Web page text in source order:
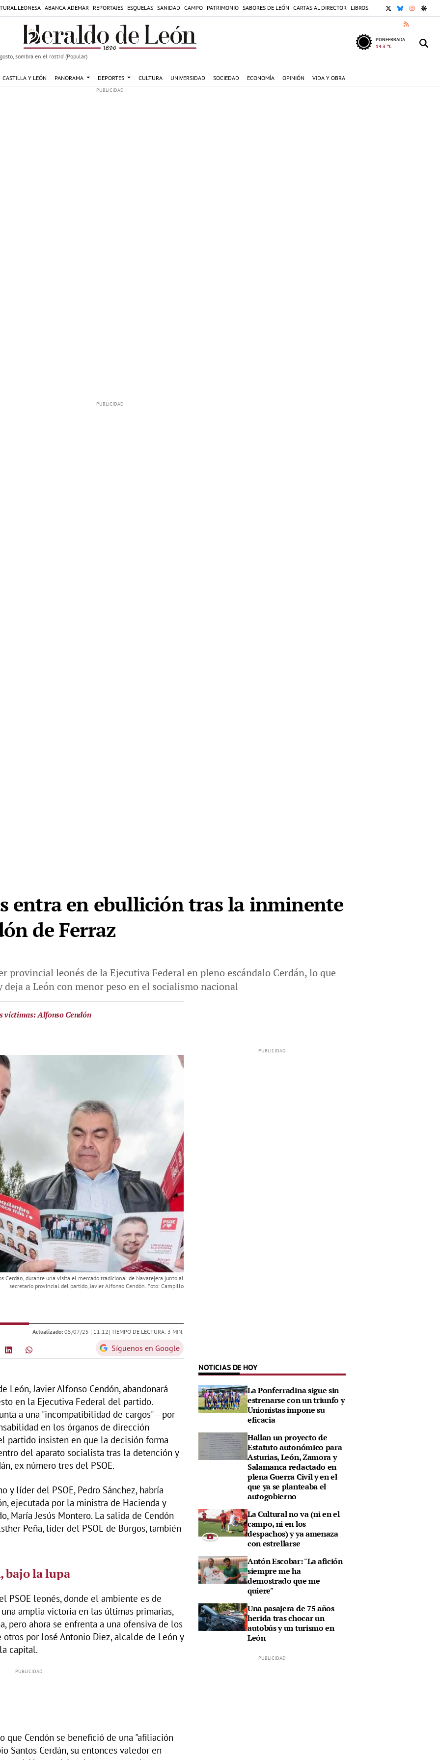
LEONESA ABANCA ADEMAR REPORTAJES ESQUELAS SANIDAD CAMPO PATRIMONIO SABORES DE LEÓN CARTAS AL DIRECTOR LIBROS X BLUESKY
RSS
sombra en el rostro' (Popular)
PONFERRADA
14.3 °C
CASTILLA Y LEÓN PANORAMA DEPORTES CULTURA UNIVERSIDAD SOCIEDAD ECONOMÍA OPINIÓN VIDA Y OBRA
entra en ebullición tras la inminente
de Ferraz
provincial leonés de la Ejecutiva Federal en pleno escándalo Cerdán, lo que
a León con menor peso en el socialismo nacional
víctimas: Alfonso Cendón
Cerdán, durante una visita el mercado tradicional de Navatejera junto al
secretario provincial del partido, Javier Alfonso Cendón. Foto: Campillo
Actualizado: 05/07/25 | 11:12| TIEMPO DE LECTURA: 3 MIN.
Síguenos en Google
León, Javier Alfonso Cendón, abandonará
en la Ejecutiva Federal del partido.
a una "incompatibilidad de cargos" —por
en los órganos de dirección
partido insisten en que la decisión forma
del aparato socialista tras la detención y
ex número tres del PSOE.
y líder del PSOE, Pedro Sánchez, habría
ejecutada por la ministra de Hacienda y
María Jesús Montero. La salida de Cendón
Peña, líder del PSOE de Burgos, también
bajo la lupa
PSOE leonés, donde el ambiente es de
amplia victoria en las últimas primarias,
pero ahora se enfrenta a una ofensiva de los
por José Antonio Diez, alcalde de León y
capital.
que Cendón se benefició de una "afiliación
Santos Cerdán, su entonces valedor en
NOTICIAS DE HOY
La Ponferradina sigue sin
estrenarse con un triunfo y
Unionistas impone su
eficacia
Hallan un proyecto de
Estatuto autonómico para
Asturias, León, Zamora y
Salamanca redactado en
plena Guerra Civil y en el
que ya se planteaba el
autogobierno
La Cultural no va (ni en el
campo, ni en los
despachos) y ya amenaza
con estrellarse
Antón Escobar: "La afición
siempre me ha
demostrado que me
quiere"
Una pasajera de 75 años
herida tras chocar un
autobús y un turismo en
León